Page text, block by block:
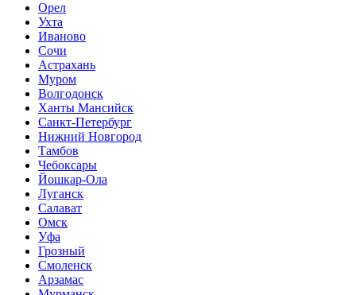
Орел
Ухта
Иваново
Сочи
Астрахань
Муром
Волгодонск
Ханты Мансийск
Санкт-Петербург
Нижний Новгород
Тамбов
Чебоксары
Йошкар-Ола
Луганск
Салават
Омск
Уфа
Грозный
Смоленск
Арзамас